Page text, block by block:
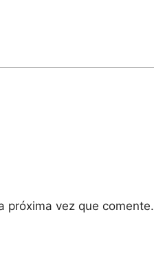
próxima vez que comente.